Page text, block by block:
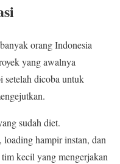
orang Indonesia
yang awalnya
setelah dicoba untuk
sudah diet.
hampir instan, dan
kecil yang mengerjakan